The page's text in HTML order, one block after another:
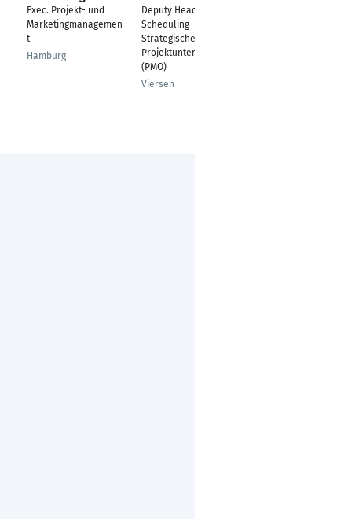
Exec. Projekt- und
Marketingmanagemen
t
Hamburg
Deputy Head of
Scheduling -
Strategische
Projektunterstützung
(PMO)
Viersen